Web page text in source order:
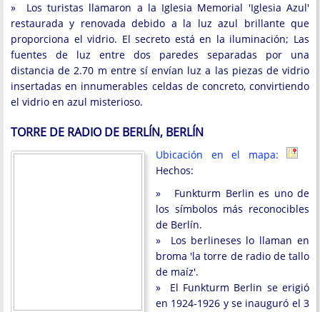
» Los turistas llamaron a la Iglesia Memorial 'Iglesia Azul'
restaurada y renovada debido a la luz azul brillante que
proporciona el vidrio. El secreto está en la iluminación; Las
fuentes de luz entre dos paredes separadas por una
distancia de 2.70 m entre sí envían luz a las piezas de vidrio
insertadas en innumerables celdas de concreto, convirtiendo
el vidrio en azul misterioso.
TORRE DE RADIO DE BERLÍN, BERLÍN
Ubicación en el mapa:
Hechos:
» Funkturm Berlin es uno de
los símbolos más reconocibles
de Berlín.
» Los berlineses lo llaman en
broma 'la torre de radio de tallo
de maíz'.
» El Funkturm Berlin se erigió
en 1924-1926 y se inauguró el 3